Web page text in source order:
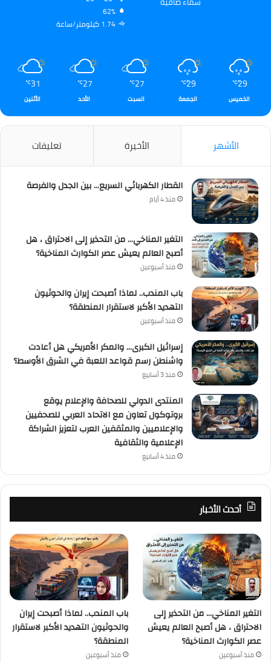
62%
1.74 كيلومتر/ساعة
29
℃
الخميس
29
℃
الجمعة
27
℃
السبت
27
℃
الأحد
31
℃
الأثنين
الأشهر الأخيرة تعليقات
القطار الكهربائي السريع… بين الجدل والفرصة
منذ 4 أيام
التغير المناخي… من التحذير إلى الاحتراق ، هل
أصبح العالم يعيش عصر الكوارث المناخية؟
منذ أسبوعين
باب المندب.. لماذا أصبحت إيران والحوثيون
التهديد الأكبر لاستقرار المنطقة؟
منذ أسبوعين
إسرائيل الكبرى… والمكر الأمريكي هل أعادت
واشنطن رسم قواعد اللعبة في الشرق الأوسط؟
منذ 3 أسابيع
المنتدى الدولي للصحافة والإعلام يوقع
بروتوكول تعاون مع الاتحاد العربي للصحفيين
والإعلاميين والمثقفين العرب لتعزيز الشراكة
الإعلامية والثقافية
منذ 4 أسابيع
أحدث الأخبار
التغير المناخي… من التحذير إلى
الاحتراق ، هل أصبح العالم يعيش
عصر الكوارث المناخية؟
منذ أسبوعين
باب المندب.. لماذا أصبحت إيران
والحوثيون التهديد الأكبر لاستقرار
المنطقة؟
منذ أسبوعين